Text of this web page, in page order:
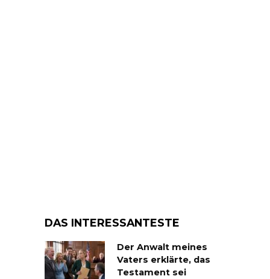
DAS INTERESSANTESTE
Der Anwalt meines
Vaters erklärte, das
Testament sei